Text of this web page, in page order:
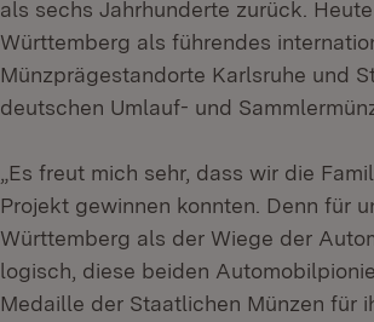
als sechs Jahrhunderte zurück.
Württemberg als führendes
Münzprägestandorte Karlsruhe und
deutschen Umlauf- und
„Es freut mich sehr, dass wir die
Projekt gewinnen konnten. Denn für
Württemberg als der Wiege der
logisch, diese beiden
Medaille der Staatlichen Münzen für